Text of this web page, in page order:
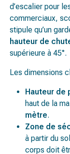
d’escalier pour
commerciaux,
stipule qu’un
hauteur de
supérieure à 45°.
Les dimensions
Hauteur de
haut de la
mètre.
Zone de
à partir du
corps doit